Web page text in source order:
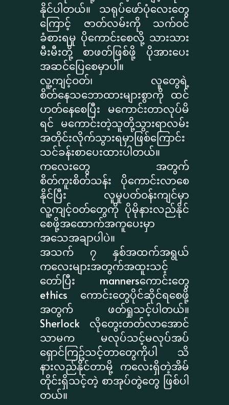
နိုင်ပါတယ်။ သရုပ်ဖော်ပုံလေးတွေ
ကြောင့် ဇာတ်လမ်းကို သက်ဝင်
ခံစားရမှု ပိုကောင်းစေလို့ သားသား
မီးမီးတို့ စာဖတ်ဖြစ်ဖို့ ပိုအားပေး
အဆင်ပြေစေမှာပါ။
လူ့ကျင့်ဝတ်၊ လူတွေရဲ့
စိတ်နေသဘောထားများစွာကို ထင်
ဟတ်နေစေပြီး မကောင်းတာလုပ်မိ
ရင် မကောင်းတဲ့သူတို့သွားရာလမ်း
အတိုင်းလိုက်သွားရမှာဖြစ်ကြောင်း
သင်ခန်းစာပေးထားပါတယ်။
ကလေးတွေ အတွက်
စိတ်ကူးစိတ်သန်း ပိုကောင်းလာစေ
နိုင်ပြီး လူမှုပတ်ဝန်းကျင်မှာ
လူ့ကျင့်ဝတ်တွေကို ပိုမိုနားလည်နိုင်
စေဖို့အထောက်အကူပေးမှာ
အသေအချာပါပဲ။
အသက် ၇ နှစ်အထက်အရွယ်
ကလေးများအတွက်အထူးသင့်
တော်ပြီး mannersကောင်းတွေ
ethics ကောင်းတွေပိုင်ဆိုင်ရစေဖို့
အတွက် ဖတ်ရှုသင့်ပါတယ်။
Sherlock လိုတွေးတတ်လာအောင်
သာမက မလုပ်သင့်မလုပ်အပ်
ရှောင်ကြဥ်သင့်တာတွေကိုပါ သိ
နားလည်နိုင်တာမို့ ကလေးရှိတဲ့အိမ်
တိုင်းရှိသင့်တဲ့ စာအုပ်တွဲတွေ ဖြစ်ပါ
တယ်။